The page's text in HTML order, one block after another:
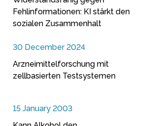
Fehlinformationen: KI stärkt den
sozialen Zusammenhalt
30 December 2024
Arzneimittelforschung mit
zellbasierten Testsystemen
15 January 2003